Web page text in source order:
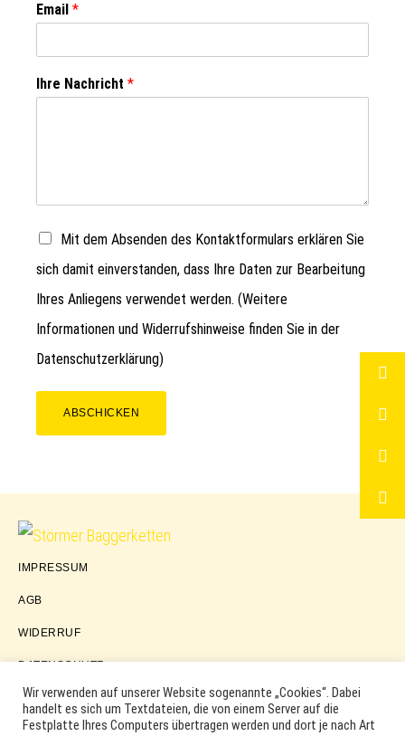
Email *
Ihre Nachricht *
Mit dem Absenden des Kontaktformulars erklären Sie
sich damit einverstanden, dass Ihre Daten zur Bearbeitung
Ihres Anliegens verwendet werden. (Weitere
Informationen und Widerrufshinweise finden Sie in der
Datenschutzerklärung)
ABSCHICKEN
Störmer
IMPRESSUM
AGB
WIDERRUF
DATENSCHUTZ
Wir verwenden auf unserer Website sogenannte „Cookies“. Dabei
handelt es sich um Textdateien, die von einem Server auf die
Festplatte Ihres Computers übertragen werden und dort je nach Art